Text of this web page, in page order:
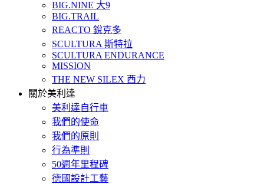
BIG.NINE 大9
BIG.TRAIL
REACTO 銳克多
SCULTURA 斯特拉
SCULTURA ENDURANCE
MISSION
THE NEW SILEX 西力
關於美利達
美利達自行車
我們的使命
我們的原則
行為準則
50週年里程碑
德國設計工藝